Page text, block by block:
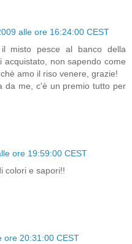
alle ore 16:24:00 CEST
misto pesce al banco della
non sapendo come
amo il riso venere, grazie!
da me, c'è un premio tutto per
ore 19:59:00 CEST
colori e sapori!!
ore 20:31:00 CEST